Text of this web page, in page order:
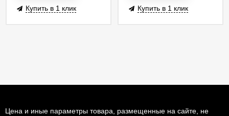
Купить в 1 клик Купить в 1 клик
Цена и иные параметры товара, размещенные на сайте, не